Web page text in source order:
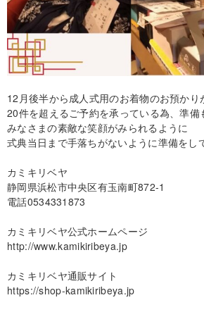
12月後半から成人式用のお着物のお預かり
20件を超えるご予約を承っている為、準
みなさまの素敵な笑顔がみられるように
式典当日まで手落ちがないように準備をし
カミキリベヤ
静岡県浜松市中央区有玉南町872-1
電話0534331873
カミキリベヤ公式ホームページ
http://www.kamikiribeya.jp
カミキリベヤ通販サイト
https://shop-kamikiribeya.jp